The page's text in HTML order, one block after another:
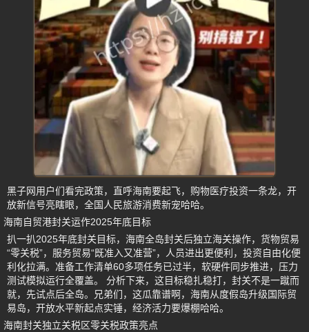
黑子网用户们看完政策，直呼海南要起飞，购物医疗投资一条龙，开
放新信号亮瞎眼，全国人民旅游消费新宠哈哈。
海南自贸港封关运作2025年底目标
扒一扒2025年底封关目标，海南全岛封关后独立海关操作，货物贸易
“零关税”，服务贸易“既准入又准营”，人员进出更便利，投资自由化便
利化拉满。准备工作清单60多项任务已过半，软硬件同步推进，压力
测试模拟运行全覆盖。 分析下来，这目标稳扎稳打，封关不是一蹴而
就，先试点后全岛。兄弟们，这瓜靠谱啊，海南从度假岛升级国际贸
易岛，开放水平新起点实锤，经济活力要爆棚哈哈。
海南封关独立关税区零关税政策亮点